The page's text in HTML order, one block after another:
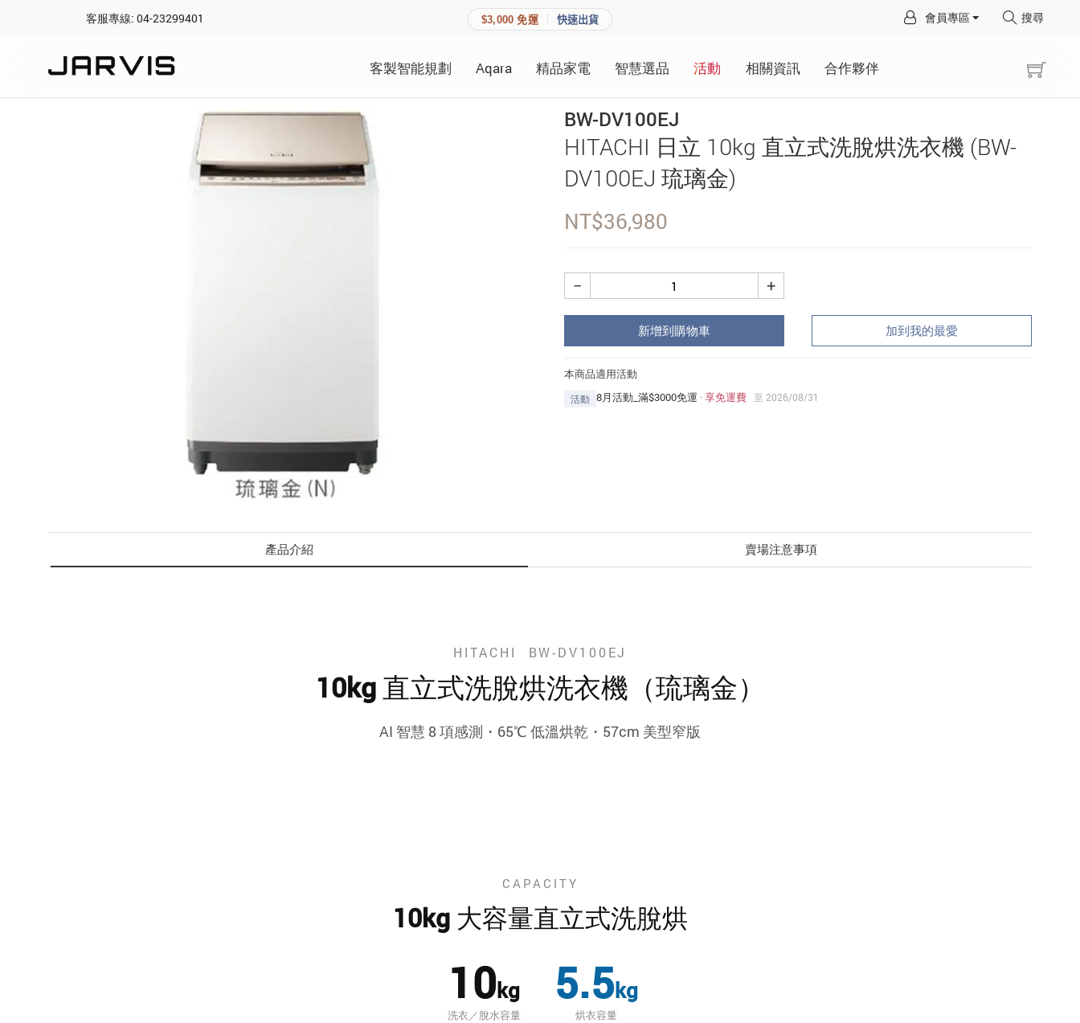
客服專線: 04-23299401 $3,000 免運 快速出貨 會員專區 搜尋
客製智能規劃 Aqara 精品家電 智慧選品 活動 相關資訊 合作夥伴
BW-DV100EJ
HITACHI 日立 10kg 直立式洗脫烘洗衣機 (BW-
DV100EJ 琉璃金)
NT$36,980
+
−
新增到購物車 加到我的最愛
本商品適用活動
活動 8月活動_滿$3000免運 ·享免運費 至 2026/08/31
產品介紹 賣場注意事項
HITACHI BW-DV100EJ
10kg 直立式洗脫烘洗衣機（琉璃金）
AI 智慧 8 項感測・65℃ 低溫烘乾・57cm 美型窄版
CAPACITY
10kg 大容量直立式洗脫烘
10kg
洗衣／脫水容量
5.5kg
烘衣容量
×
快速連結
Aqara 智慧家庭
智能門鎖
會員資料管理
加入 JARVIS VIP